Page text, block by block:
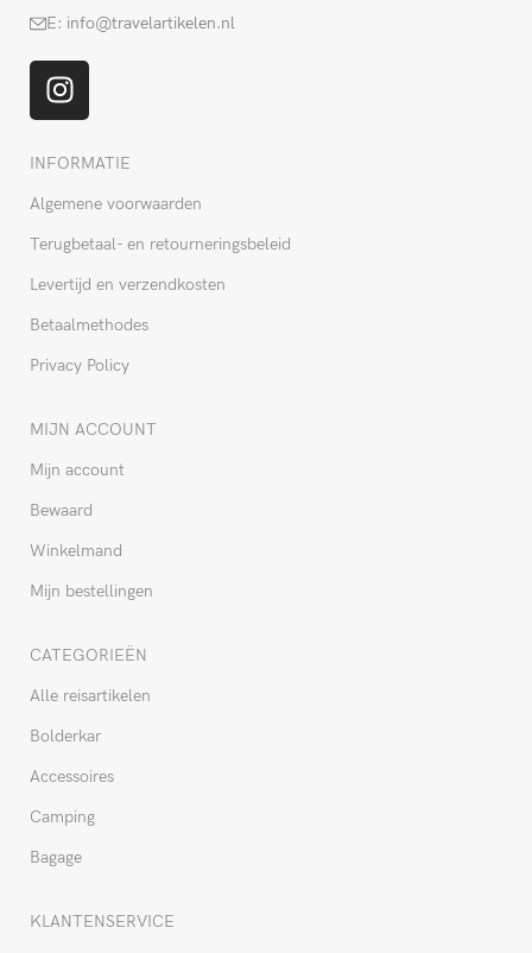
E: info@travelartikelen.nl
INFORMATIE
Algemene voorwaarden
Terugbetaal- en retourneringsbeleid
Levertijd en verzendkosten
Betaalmethodes
Privacy Policy
MIJN ACCOUNT
Mijn account
Bewaard
Winkelmand
Mijn bestellingen
CATEGORIEËN
Alle reisartikelen
Bolderkar
Accessoires
Camping
Bagage
KLANTENSERVICE